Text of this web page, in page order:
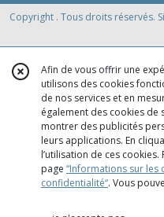
Copyright . Tous droits réservés.
Afin de vous offrir une
utilisons des cookies
de nos services et en
également des cookies de
montrer des publicités
leurs applications. En
l’utilisation de ces
page “Informations sur les
confidentialité“. Vous